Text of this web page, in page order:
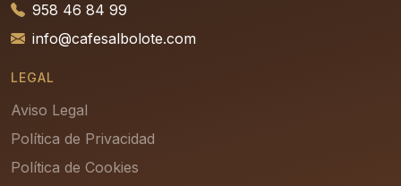
958 46 84 99
info@cafesalbolote.com
LEGAL
Aviso Legal
Política de Privacidad
Política de Cookies